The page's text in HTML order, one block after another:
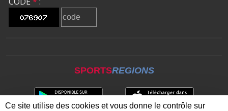
SPORTSREGIONS
Ce site utilise des cookies et vous donne le contrôle sur